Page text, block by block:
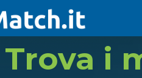
Trova i